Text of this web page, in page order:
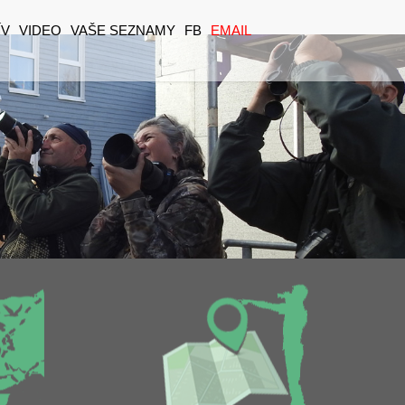
VIDEO VAŠE SEZNAMY FB EMAIL